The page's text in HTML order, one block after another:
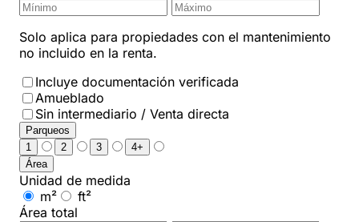
Solo aplica para propiedades con el mantenimiento
no incluido en la renta.
Incluye documentación verificada
Amueblado
Sin intermediario / Venta directa
Parqueos
1
2 3
4+
Área
Unidad de medida
m²
ft²
Área total